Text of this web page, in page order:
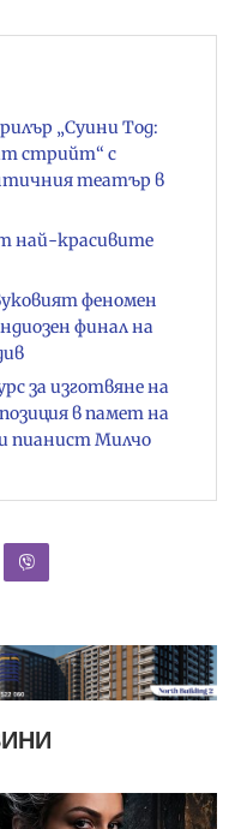
„Суини Тод:
стрийт“ с
театър в
най-красивите
феномен
финал на
за изготвяне на
в памет на
пианист Милчо